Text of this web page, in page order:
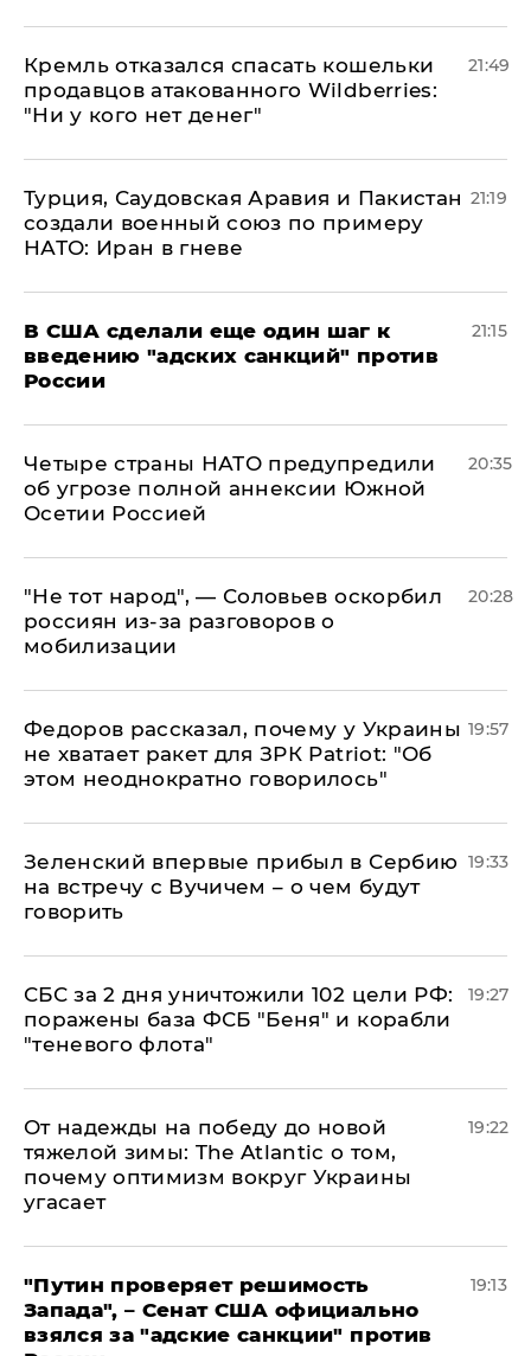
Кремль отказался спасать кошельки
продавцов атакованного Wildberries:
"Ни у кого нет денег"
21:49
Турция, Саудовская Аравия и Пакистан
создали военный союз по примеру
НАТО: Иран в гневе
21:19
В США сделали еще один шаг к
введению "адских санкций" против
России
21:15
Четыре страны НАТО предупредили
об угрозе полной аннексии Южной
Осетии Россией
20:35
​"Не тот народ", — Соловьев оскорбил
россиян из-за разговоров о
мобилизации
20:28
Федоров рассказал, почему у Украины
не хватает ракет для ЗРК Patriot: "Об
этом неоднократно говорилось"
19:57
Зеленский впервые прибыл в Сербию
на встречу с Вучичем – о чем будут
говорить
19:33
СБС за 2 дня уничтожили 102 цели РФ:
поражены база ФСБ "Беня" и корабли
"теневого флота"
19:27
От надежды на победу до новой
тяжелой зимы: The Atlantic о том,
почему оптимизм вокруг Украины
угасает
19:22
"Путин проверяет решимость
Запада", – Сенат США официально
взялся за "адские санкции" против
19:13